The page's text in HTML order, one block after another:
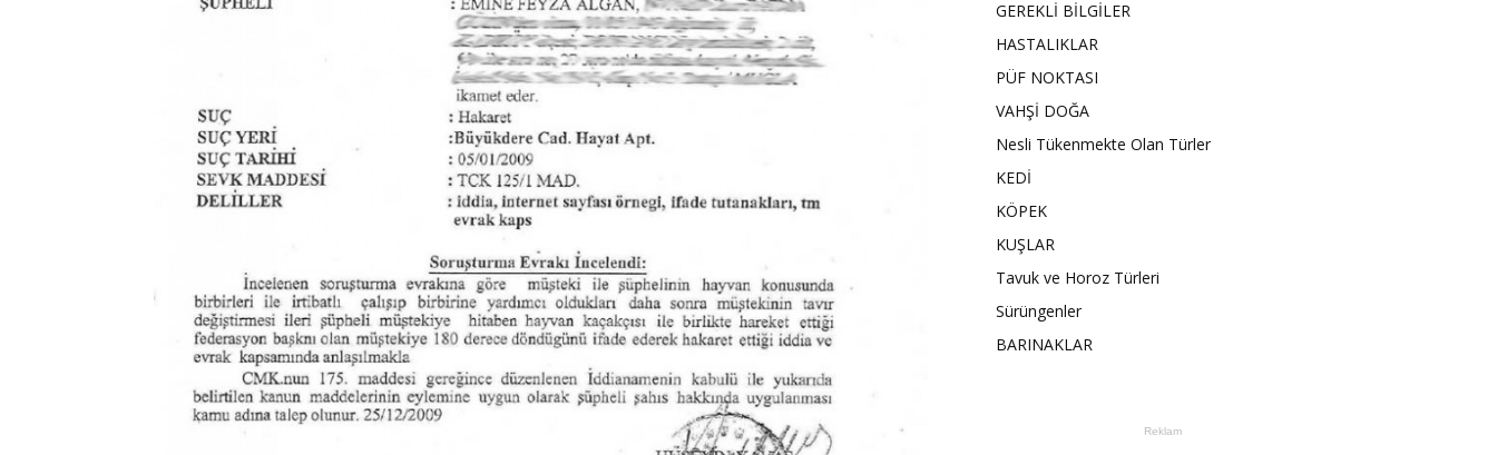
GEREKLİ BİLGİLER
HASTALIKLAR
PÜF NOKTASI
VAHŞİ DOĞA
Nesli Tükenmekte Olan Türler
KEDİ
KÖPEK
KUŞLAR
Tavuk ve Horoz Türleri
Sürüngenler
BARINAKLAR
Reklam